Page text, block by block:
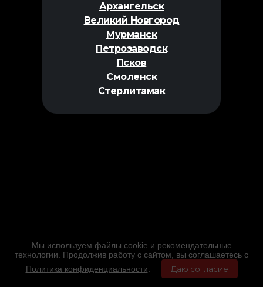
Архангельск
Великий Новгород
Мурманск
Петрозаводск
Псков
Смоленск
Стерлитамак
Мы используем файлы cookie и рекомендательные
технологии. Продолжив работу с сайтом, вы соглашаетесь с
Политика конфиденциальности
Даю согласие